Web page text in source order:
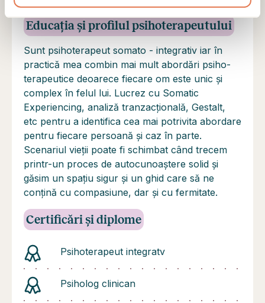
claritatea și instrumentele pentru reușita ta.
Educația și profilul psihoterapeutului
Sunt psihoterapeut somato - integrativ iar în
practică mea combin mai mult abordări psiho-
terapeutice deoarece fiecare om este unic și
complex în felul lui. Lucrez cu Somatic
Experiencing, analiză tranzacțională, Gestalt,
etc pentru a identifica cea mai potrivita abordare
pentru fiecare persoană și caz în parte.
Scenariul vieții poate fi schimbat când trecem
printr-un proces de autocunoaștere solid și
găsim un spațiu sigur și un ghid care să ne
conțină cu compasiune, dar și cu fermitate.
Certificări și diplome
Psihoterapeut integratv
Psiholog clinican